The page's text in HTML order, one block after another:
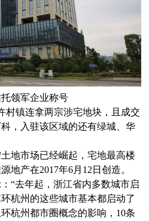
领军企业称号
镇连拿两宗涉宅地块，且成交
，入驻该区域的还有绿城、华
地市场已经崛起，宅地最高楼
地产在2017年6月12日创造。
“去年起，浙江省内多数城市启
杭州的这些城市基本都启动了
杭州都市圈概念的影响，10条